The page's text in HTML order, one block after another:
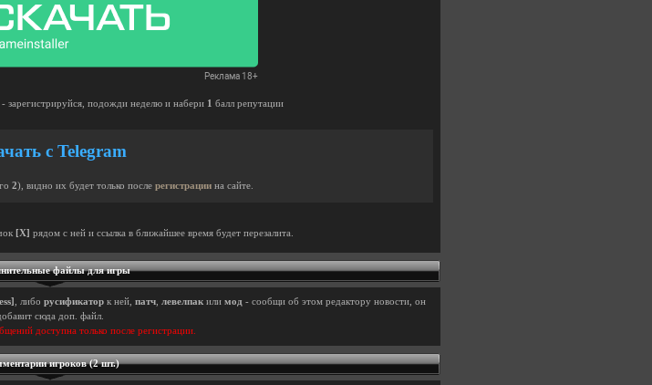
зарегистрируйся, подожди неделю и набери 1 балл репутации
с Telegram
2), видно их будет только после регистрациина сайте.
[X] рядом с ней и ссылка в ближайшее время будет перезалита.
файлы для игры
, либо русификаторк ней, патч, левелпакили мод - сообщи об этом редактору новости, он
сюда доп. файл.
доступна только после регистрации.
игроков (2 шт.)